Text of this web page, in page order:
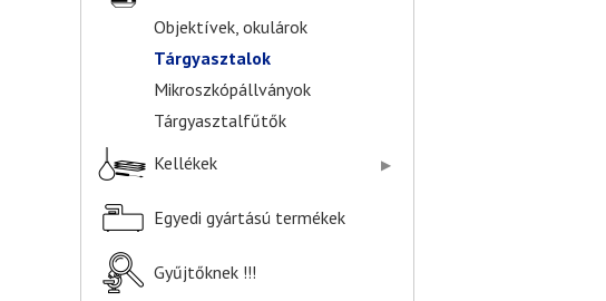
Objektívek, okulárok
Tárgyasztalok
Mikroszkópállványok
Tárgyasztalfűtők
Kellékek
Egyedi gyártású termékek
Gyűjtőknek !!!